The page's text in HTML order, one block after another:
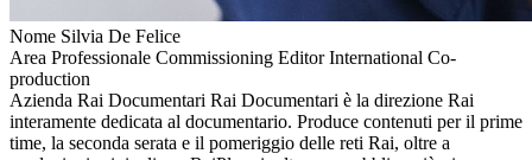
Nome Silvia De Felice
Area Professionale Commissioning Editor International Co-
production
Azienda Rai Documentari Rai Documentari è la direzione Rai
interamente dedicata al documentario. Produce contenuti per il prime
time, la seconda serata e il pomeriggio delle reti Rai, oltre a